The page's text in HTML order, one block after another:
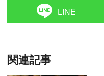
LINE
関連記事